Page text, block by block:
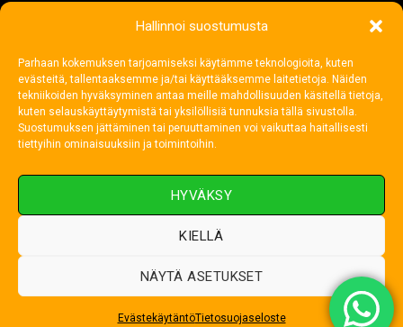
Hallinnoi suostumusta
Parhaan kokemuksen tarjoamiseksi käytämme teknologioita, kuten
evästeitä, tallentaaksemme ja/tai käyttääksemme laitetietoja. Näiden
tekniikoiden hyväksyminen antaa meille mahdollisuuden käsitellä tietoja,
kuten selauskäyttäytymistä tai yksilöllisiä tunnuksia tällä sivustolla.
Suostumuksen jättäminen tai peruuttaminen voi vaikuttaa haitallisesti
tiettyihin ominaisuuksiin ja toimintoihin.
HYVÄKSY
KIELLÄ
NÄYTÄ ASETUKSET
EvästekäytäntöTietosuojaseloste
02 272 1199
Visa MasterCardCredit
Card